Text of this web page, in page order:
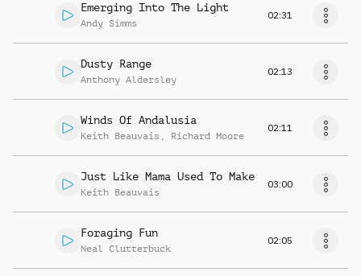
Emerging Into The Light
Andy Simms
02:31
Dusty Range
Anthony Aldersley
02:13
Winds Of Andalusia
Keith Beauvais , Richard Moore
02:11
Just Like Mama Used To Make
Keith Beauvais
03:00
Foraging Fun
Neal Clutterbuck
02:05